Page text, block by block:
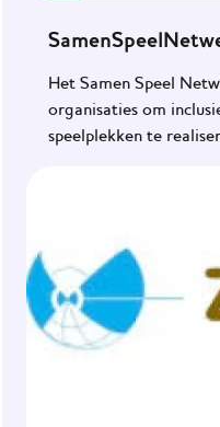
Het Samen Speel
organisaties om
speelplekken te